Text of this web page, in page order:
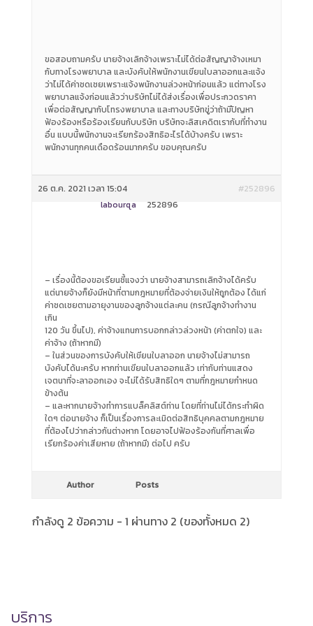
ขอสอบถามครับ นายจ้างเลิกจ้างเพราะไม่ได้ต่อสัญญาจ้างเหมา
กับทางโรงพยาบาล และบังคับให้พนักงานเขียนใบลาออกและแจ้ง
ว่าไม่ได้ค่าชดเชยเพราะแจ้งพนักงานล่วงหน้าก่อนแล้ว แต่ทางโรง
พยาบาลแจ้งก่อนแล้วว่าบริษัทไม่ได้ส่งเรื่องเพื่อประกวดราคา
เพื่อต่อสัญญากับโทรงพยาบาล และทางบริษัทขู่ว่าถ้ามีปัญหา
ฟ้องร้องหรือร้องเรียนกับบริษัท บริษัทจะลิสเคดิตเรากับที่ทำงาน
อื่น แบบนี้พนักงานจะเรียกร้องสิทธิอะไรได้บ้างครับ เพราะ
พนักงานทุกคนเดือดร้อนมากครับ ขอบคุณครับ
26 ต.ค. 2021 เวลา 15:04
#252896
labourqa
252896
– เรื่องนี้ต้องขอเรียนชี้แจงว่า นายจ้างสามารถเลิกจ้างได้ครับ
แต่นายจ้างก็ยังมีหน้าที่ตามกฎหมายที่ต้องจ่ายเงินให้ถูกต้อง ได้แก่
ค่าชดเชยตามอายุงานของลูกจ้างแต่ละคน (กรณีลูกจ้างทำงาน
เกิน
120 วัน ขึ้นไป), ค่าจ้างแทนการบอกกล่าวล่วงหน้า (ค่าตกใจ) และ
ค่าจ้าง (ถ้าหากมี)
– ในส่วนของการบังคับให้เขียนใบลาออก นายจ้างไม่สามารถ
บังคับได้นะครับ หากท่านเขียนใบลาออกแล้ว เท่ากับท่านแสดง
เจตนาที่จะลาออกเอง จะไม่ได้รับสิทธิใดๆ ตามที่กฎหมายกำหนด
ข้างต้น
– และหากนายจ้างทำการแบล็คลิสต์ท่าน โดยที่ท่านไม่ได้กระทำผิด
ใดๆ ต่อนายจ้าง ก็เป็นเรื่องการละเมิดต่อสิทธิบุคคลตามกฎหมาย
ที่ต้องไปว่ากล่าวกันต่างหาก โดยอาจไปฟ้องร้องกันที่ศาลเพื่อ
เรียกร้องค่าเสียหาย (ถ้าหากมี) ต่อไป ครับ
Author Posts
กำลังดู 2 ข้อความ - 1 ผ่านทาง 2 (ของทั้งหมด 2)
บริการ